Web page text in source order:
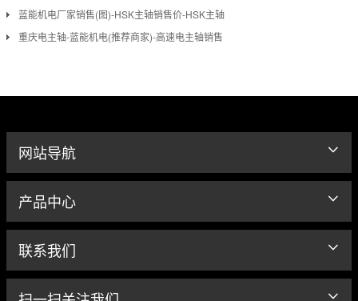
蓝能机电厂家销售(图)-HSK主轴销售价-HSK主轴
重庆电主轴-蓝能机电(推荐商家)-高速电主轴销售
网站导航
产品中心
联系我们